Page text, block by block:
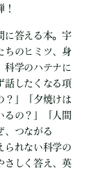
に答える本。宇
ちのヒミツ、身
科学のハテナに
話したくなる項
？」「夕焼けは
るの？」「人間
、つながる
られない科学の
さしく答え、英